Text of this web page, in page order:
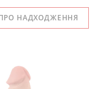
НАДХОДЖЕННЯ